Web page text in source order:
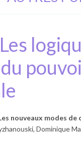
nouveaux modes
Dominique